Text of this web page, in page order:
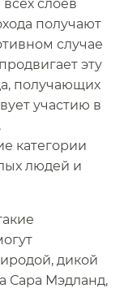
слоев
получают
случае
эту
получающих
участию в
категории
людей и
дикой
Сара Мэдланд,